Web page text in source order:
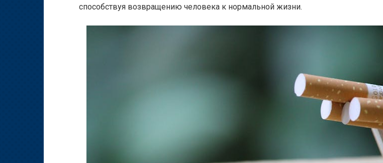
способствуя возвращению человека к нормальной жизни.